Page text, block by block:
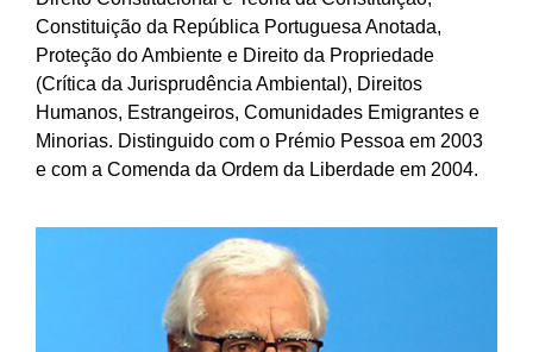
Constituição da República Portuguesa Anotada,
Proteção do Ambiente e Direito da Propriedade
(Crítica da Jurisprudência Ambiental), Direitos
Humanos, Estrangeiros, Comunidades Emigrantes e
Minorias. Distinguido com o Prémio Pessoa em 2003
e com a Comenda da Ordem da Liberdade em 2004.